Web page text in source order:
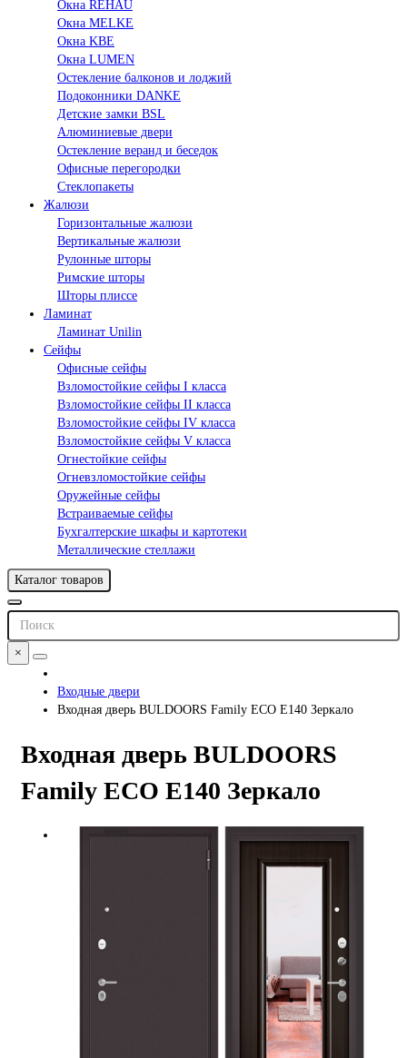
Окна REHAU
Окна MELKE
Окна KBE
Окна LUMEN
Остекление балконов и лоджий
Подоконники DANKE
Детские замки BSL
Алюминиевые двери
Остекление веранд и беседок
Офисные перегородки
Стеклопакеты
Жалюзи
Горизонтальные жалюзи
Вертикальные жалюзи
Рулонные шторы
Римские шторы
Шторы плиссе
Ламинат
Ламинат Unilin
Сейфы
Офисные сейфы
Взломостойкие сейфы I класса
Взломостойкие сейфы II класса
Взломостойкие сейфы IV класса
Взломостойкие сейфы V класса
Огнестойкие сейфы
Огневзломостойкие сейфы
Оружейные сейфы
Встраиваемые сейфы
Бухгалтерские шкафы и картотеки
Металлические стеллажи
Каталог товаров
×
Входные двери
Входная дверь BULDOORS Family ECO E140 Зеркало
Входная дверь BULDOORS
Family ECO E140 Зеркало